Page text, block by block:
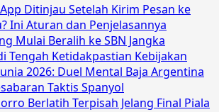
Ditinjau Setelah Kirim Pesan ke
Ini Aturan dan Penjelasannya
Mulai Beralih ke SBN Jangka
Tengah Ketidakpastian Kebijakan
2026: Duel Mental Baja Argentina
Taktis Spanyol
Berlatih Terpisah Jelang Final Piala